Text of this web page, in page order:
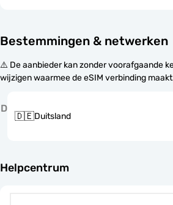
Bestemmingen & netwerken
⚠️ De aanbieder kan zonder voorafgaande
wijzigen waarmee de eSIM verbinding
D
🇩🇪Duitsland
Helpcentrum